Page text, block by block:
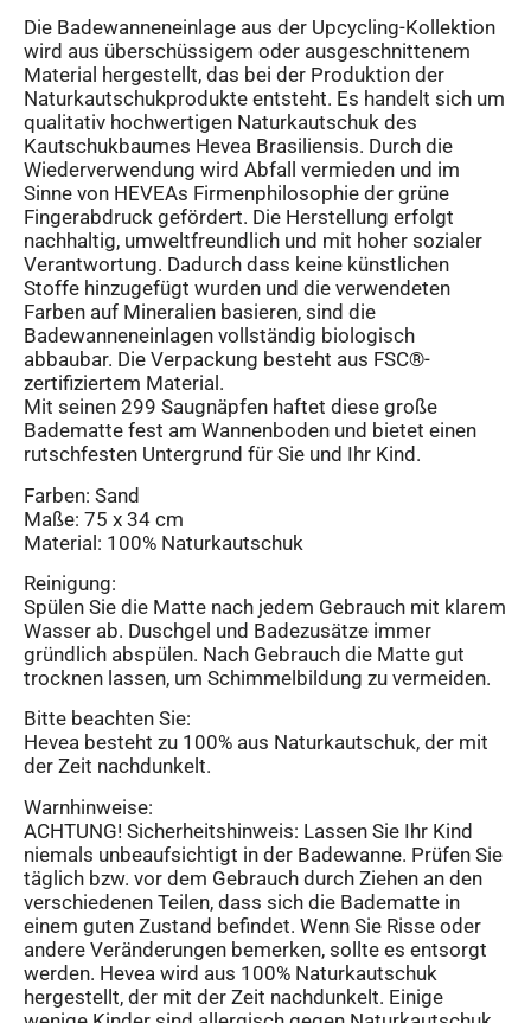
Die Badewanneneinlage aus der Upcycling-Kollektion
wird aus überschüssigem oder ausgeschnittenem
Material hergestellt, das bei der Produktion der
Naturkautschukprodukte entsteht. Es handelt sich um
qualitativ hochwertigen Naturkautschuk des
Kautschukbaumes Hevea Brasiliensis. Durch die
Wiederverwendung wird Abfall vermieden und im
Sinne von HEVEAs Firmenphilosophie der grüne
Fingerabdruck gefördert. Die Herstellung erfolgt
nachhaltig, umweltfreundlich und mit hoher sozialer
Verantwortung. Dadurch dass keine künstlichen
Stoffe hinzugefügt wurden und die verwendeten
Farben auf Mineralien basieren, sind die
Badewanneneinlagen vollständig biologisch
abbaubar. Die Verpackung besteht aus FSC®-
zertifiziertem Material.
Mit seinen 299 Saugnäpfen haftet diese große
Badematte fest am Wannenboden und bietet einen
rutschfesten Untergrund für Sie und Ihr Kind.
Farben: Sand
Maße: 75 x 34 cm
Material: 100% Naturkautschuk
Reinigung:
Spülen Sie die Matte nach jedem Gebrauch mit klarem
Wasser ab. Duschgel und Badezusätze immer
gründlich abspülen. Nach Gebrauch die Matte gut
trocknen lassen, um Schimmelbildung zu vermeiden.
Bitte beachten Sie:
Hevea besteht zu 100% aus Naturkautschuk, der mit
der Zeit nachdunkelt.
Warnhinweise:
ACHTUNG! Sicherheitshinweis: Lassen Sie Ihr Kind
niemals unbeaufsichtigt in der Badewanne. Prüfen Sie
täglich bzw. vor dem Gebrauch durch Ziehen an den
verschiedenen Teilen, dass sich die Badematte in
einem guten Zustand befindet. Wenn Sie Risse oder
andere Veränderungen bemerken, sollte es entsorgt
werden. Hevea wird aus 100% Naturkautschuk
hergestellt, der mit der Zeit nachdunkelt. Einige